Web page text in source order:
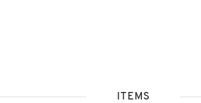
ITEMS